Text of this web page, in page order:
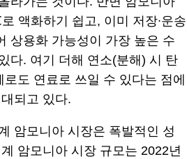
액화하기 쉽고, 이미 저장∙운송
상용화 가능성이 가장 높은 수
다. 여기 더해 연소(분해) 시 탄
도 연료로 쓰일 수 있다는 점에
되고 있다.
암모니아 시장은 폭발적인 성
암모니아 시장 규모는 2022년